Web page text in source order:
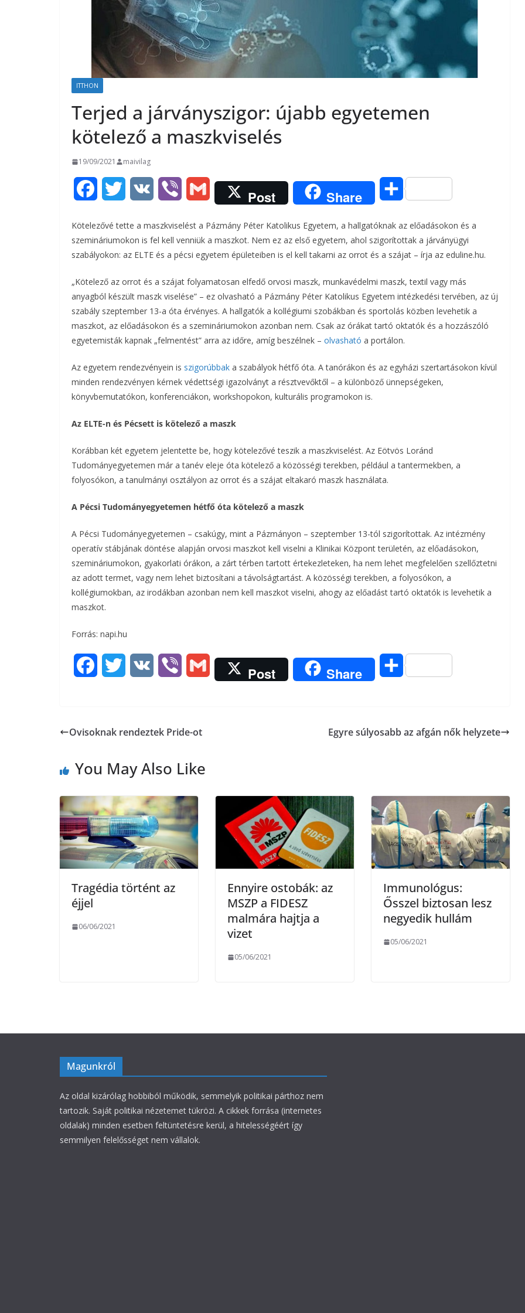
ITTHON
Terjed a járványszigor: újabb egyetemen
kötelező a maszkviselés
19/09/2021 maivilag
c
e
b
o
i
t
t
r
b
e
r
a
i
l
Post Share
O
s
z
a
m
e
Kötelezővé tette a maszkviselést a Pázmány Péter Katolikus Egyetem, a hallgatóknak az előadásokon és a
szemináriumokon is fel kell venniük a maszkot. Nem ez az első egyetem, ahol szigorítottak a járványügyi
szabályokon: az ELTE és a pécsi egyetem épületeiben is el kell takarni az orrot és a szájat – írja az eduline.hu.
„Kötelező az orrot és a szájat folyamatosan elfedő orvosi maszk, munkavédelmi maszk, textil vagy más
anyagból készült maszk viselése” – ez olvasható a Pázmány Péter Katolikus Egyetem intézkedési tervében, az új
szabály szeptember 13-a óta érvényes. A hallgatók a kollégiumi szobákban és sportolás közben levehetik a
maszkot, az előadásokon és a szemináriumokon azonban nem. Csak az órákat tartó oktatók és a hozzászóló
egyetemisták kapnak „felmentést” arra az időre, amíg beszélnek – olvasható a portálon.
Az egyetem rendezvényein is szigorúbbak a szabályok hétfő óta. A tanórákon és az egyházi szertartásokon kívül
minden rendezvényen kérnek védettségi igazolványt a résztvevőktől – a különböző ünnepségeken,
könyvbemutatókon, konferenciákon, workshopokon, kulturális programokon is.
Az ELTE-n és Pécsett is kötelező a maszk
Korábban két egyetem jelentette be, hogy kötelezővé teszik a maszkviselést. Az Eötvös Loránd
Tudományegyetemen már a tanév eleje óta kötelező a közösségi terekben, például a tantermekben, a
folyosókon, a tanulmányi osztályon az orrot és a szájat eltakaró maszk használata.
A Pécsi Tudományegyetemen hétfő óta kötelező a maszk
A Pécsi Tudományegyetemen – csakúgy, mint a Pázmányon – szeptember 13-tól szigorítottak. Az intézmény
operatív stábjának döntése alapján orvosi maszkot kell viselni a Klinikai Központ területén, az előadásokon,
szemináriumokon, gyakorlati órákon, a zárt térben tartott értekezleteken, ha nem lehet megfelelően szellőztetni
az adott termet, vagy nem lehet biztosítani a távolságtartást. A közösségi terekben, a folyosókon, a
kollégiumokban, az irodákban azonban nem kell maszkot viselni, ahogy az előadást tartó oktatók is levehetik a
maszkot.
Forrás: napi.hu
e
o
k
t
r
e
Post Share
O
z
e
g
Ovisoknak rendeztek Pride-ot Egyre súlyosabb az afgán nők helyzete
You May Also Like
Tragédia történt az
éjjel
06/06/2021
Ennyire ostobák: az
MSZP a FIDESZ
malmára hajtja a
vizet
05/06/2021
Immunológus:
Ősszel biztosan lesz
negyedik hullám
05/06/2021
Magunkról
Az oldal kizárólag hobbiból működik, semmelyik politikai párthoz nem
tartozik. Saját politikai nézetemet tükrözi. A cikkek forrása (internetes
oldalak) minden esetben feltüntetésre kerül, a hitelességéért így
semmilyen felelősséget nem vállalok.